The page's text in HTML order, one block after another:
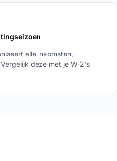
alle inkomsten,
deze met je W-2's